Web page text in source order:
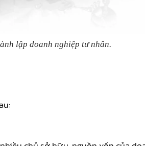
lập doanh nghiệp tư nhân.